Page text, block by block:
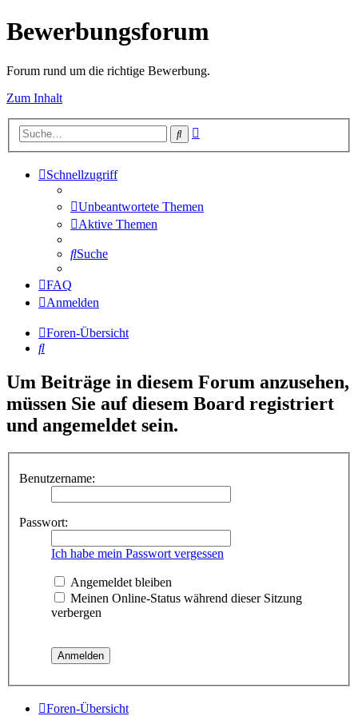
Bewerbungsforum
Forum rund um die richtige Bewerbung.
Zum Inhalt
Suche
Schnellzugriff
Unbeantwortete Themen
Aktive Themen
Suche
FAQ
Anmelden
Foren-Übersicht
Suche
Um Beiträge in diesem Forum anzusehen,
müssen Sie auf diesem Board registriert
und angemeldet sein.
Benutzername:
Passwort:
Ich habe mein Passwort vergessen
Angemeldet bleiben
Meinen Online-Status während dieser Sitzung
verbergen
Foren-Übersicht